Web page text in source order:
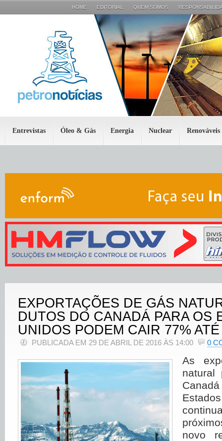
HOME EDITORIAL QUEM SOMOS
Entrevistas Óleo & Gás Energia Nuclear Renováveis
EXPORTAÇÕES DE GÁS
DUTOS DO CANADÁ PARA OS
UNIDOS PODEM CAIR 77%
PUBLICADA EM 29 DE ABRIL DE 2016 ÀS 14:00 0
As
natural
novo